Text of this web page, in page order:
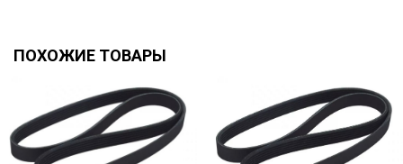
ПОХОЖИЕ ТОВАРЫ